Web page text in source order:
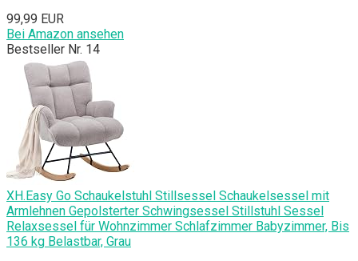
99,99 EUR
Bei Amazon ansehen
Bestseller Nr. 14
XH.Easy Go Schaukelstuhl Stillsessel Schaukelsessel mit
Armlehnen Gepolsterter Schwingsessel Stillstuhl Sessel
Relaxsessel für Wohnzimmer Schlafzimmer Babyzimmer, Bis
136 kg Belastbar, Grau